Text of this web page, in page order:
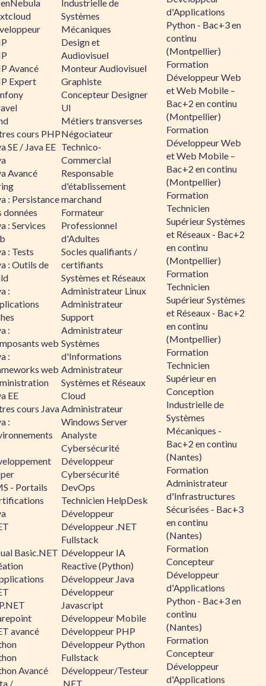
Avancé
Expert
cours PHP
SE / Java EE
Avancé
: Persistance
données
: Services
: Tests
: Outils de
:
:
web
:
web
EE
cours Java
:
- Portails
Basic.NET
avancé
Avancé
/
Industrielle de
Systèmes
Mécaniques
Design et
Audiovisuel
Monteur Audiovisuel
Graphiste
Concepteur Designer
UI
Métiers transverses
Négociateur
Technico-
Commercial
Responsable
d'établissement
marchand
Formateur
Professionnel
d'Adultes
Socles qualifiants /
certifiants
Systèmes et Réseaux
Administrateur Linux
Administrateur
Support
Administrateur
Systèmes
d'Informations
Administrateur
Systèmes et Réseaux
Cloud
Administrateur
Windows Server
Analyste
Cybersécurité
Développeur
Cybersécurité
DevOps
Technicien HelpDesk
Développeur
Développeur .NET
Fullstack
Développeur IA
Reactive (Python)
Développeur Java
Développeur
Javascript
Développeur Mobile
Développeur PHP
Développeur Python
Fullstack
Développeur/Testeur
.NET
d'Applications
Python - Bac+3 en
continu
(Montpellier)
Formation
Développeur Web
et Web Mobile –
Bac+2 en continu
(Montpellier)
Formation
Développeur Web
et Web Mobile –
Bac+2 en continu
(Montpellier)
Formation
Technicien
Supérieur Systèmes
et Réseaux - Bac+2
en continu
(Montpellier)
Formation
Technicien
Supérieur Systèmes
et Réseaux - Bac+2
en continu
(Montpellier)
Formation
Technicien
Supérieur en
Conception
Industrielle de
Systèmes
Mécaniques -
Bac+2 en continu
(Nantes)
Formation
Administrateur
d'Infrastructures
Sécurisées - Bac+3
en continu
(Nantes)
Formation
Concepteur
Développeur
d'Applications
Python - Bac+3 en
continu
(Nantes)
Formation
Concepteur
Développeur
d'Applications